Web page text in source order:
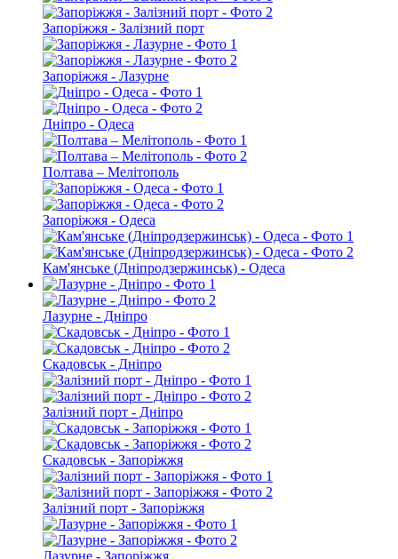
Запоріжжя - Залізний порт
Запоріжжя - Лазурне
Дніпро - Одеса
Полтава – Мелітополь
Запоріжжя - Одеса
Кам'янське (Дніпродзержинськ) - Одеса
Лазурне - Дніпро
Скадовськ - Дніпро
Залізний порт - Дніпро
Скадовськ - Запоріжжя
Залізний порт - Запоріжжя
Лазурне - Запоріжжя